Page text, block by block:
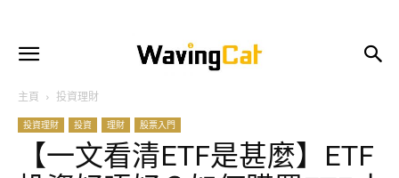
主頁 投資理財
投資理財 投資 理財 股票入門
【一文看清ETF是甚麼】ETF